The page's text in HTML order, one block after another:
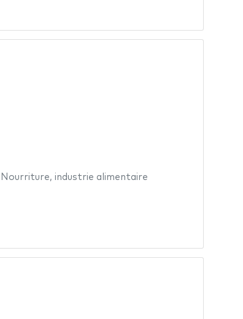
Nourriture, industrie alimentaire